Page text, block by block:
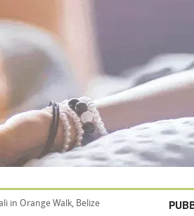
in Orange Walk, Belize